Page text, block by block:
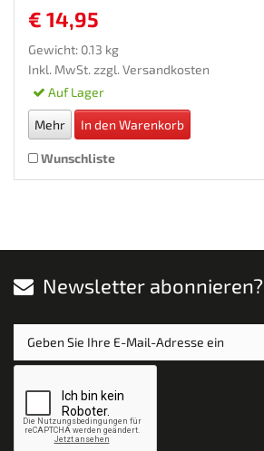
€ 14,95
Gewicht: 0.13 kg
Inkl. MwSt. zzgl. Versandkosten
Auf Lager
Mehr In den Warenkorb
Wunschliste
Newsletter abonnieren?